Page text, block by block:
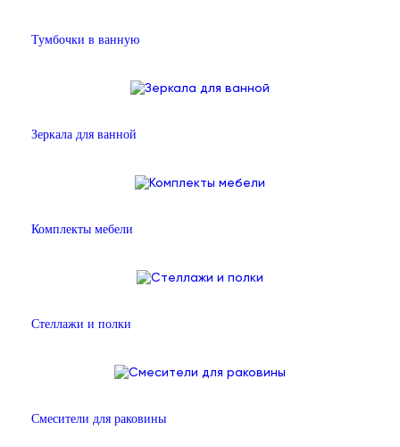
Тумбочки в ванную
Зеркала для ванной
Комплекты мебели
Стеллажи и полки
Смесители для раковины